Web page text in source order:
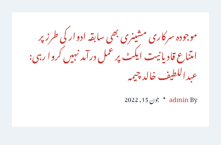
موجودہ سرکاری مشینری بھی سابقہ ادوار کی طرز پر
امتناع قادیانیت ایکٹ پر عمل درآمد نہیں کروا رہی:
عبداللطیف خالد چیمہ
By
admin جون 15, 2022